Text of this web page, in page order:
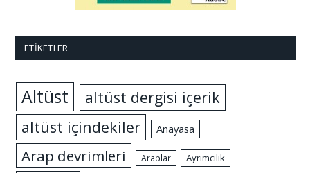
ETIKETLER
Altüst
altüst dergisi içerik
altüst içindekiler
Anayasa
Arap devrimleri Araplar Ayrımcılık